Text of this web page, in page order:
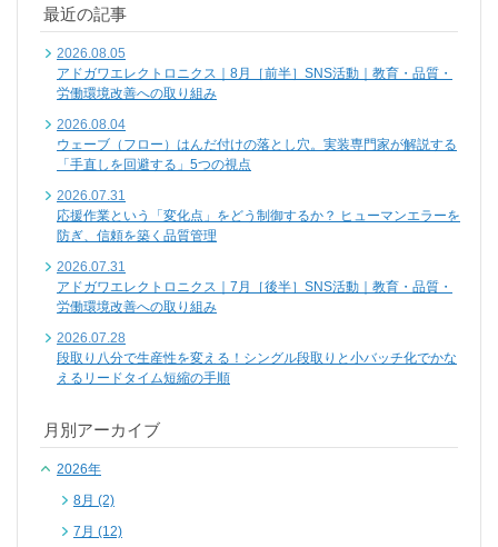
最近の記事
2026.08.05
アドガワエレクトロニクス｜8月［前半］SNS活動｜教育・品質・
労働環境改善への取り組み
2026.08.04
ウェーブ（フロー）はんだ付けの落とし穴。実装専門家が解説する
「手直しを回避する」5つの視点
2026.07.31
応援作業という「変化点」をどう制御するか？ ヒューマンエラーを
防ぎ、信頼を築く品質管理
2026.07.31
アドガワエレクトロニクス｜7月［後半］SNS活動｜教育・品質・
労働環境改善への取り組み
2026.07.28
段取り八分で生産性を変える！シングル段取りと小バッチ化でかな
えるリードタイム短縮の手順
月別アーカイブ
2026年
8月 (2)
7月 (12)